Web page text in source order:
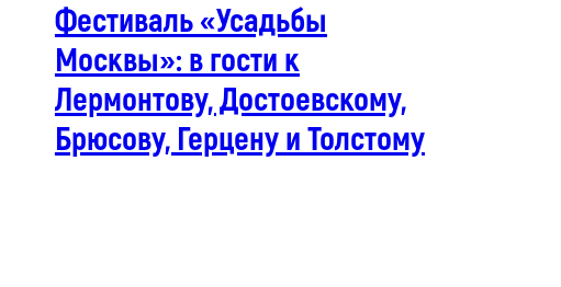
Фестиваль «Усадьбы
Москвы»: в гости к
Лермонтову, Достоевскому,
Брюсову, Герцену и Толстому